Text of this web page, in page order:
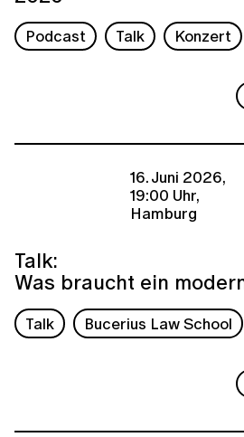
Podcast Talk Konzert
16. Juni 2026,
19:00 Uhr,
Hamburg
Talk:
Was braucht ein
Talk Bucerius Law School